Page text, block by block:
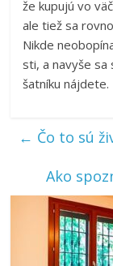
že kupujú vo
ale tiež sa
Nikde
sti, a navyše sa
šatníku nájdete.
← Čo to sú
Ako